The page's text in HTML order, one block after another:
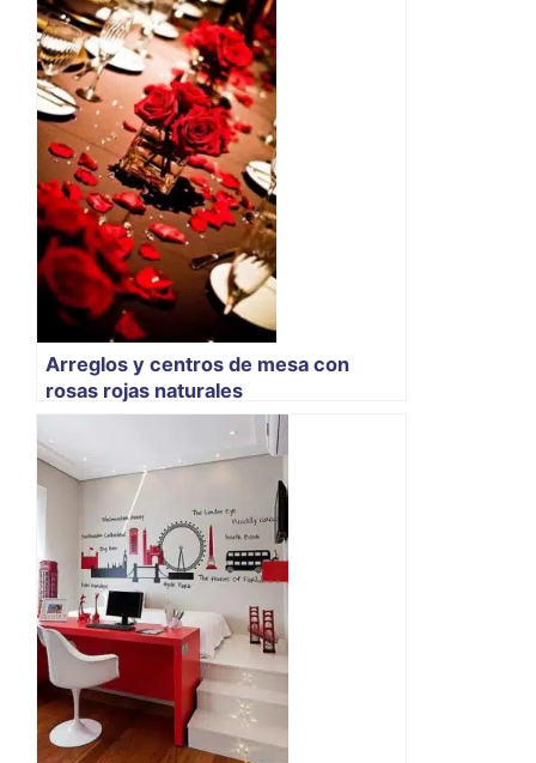
Arreglos y centros de mesa con
rosas rojas naturales